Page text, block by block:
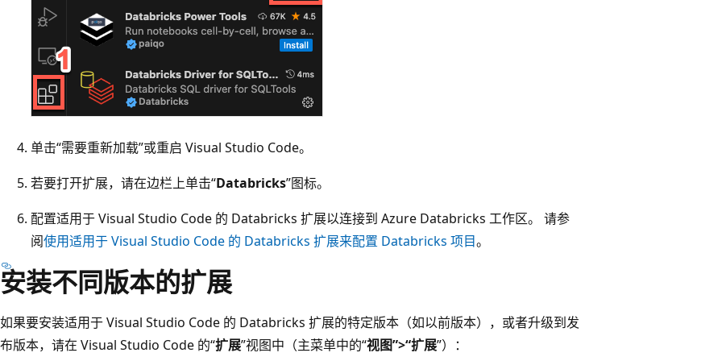
单击“需要重新加载”或重启 Visual Studio Code。
若要打开扩展，请在边栏上单击“Databricks”图标。
配置适用于 Visual Studio Code 的 Databricks 扩展以连接到 Azure Databricks 工作区。 请参
阅使用适用于 Visual Studio Code 的 Databricks 扩展来配置 Databricks 项目。
安装不同版本的扩展
如果要安装适用于 Visual Studio Code 的 Databricks 扩展的特定版本（如以前版本），或者升级到发
布版本，请在 Visual Studio Code 的“扩展”视图中（主菜单中的“视图”>“扩展”）：